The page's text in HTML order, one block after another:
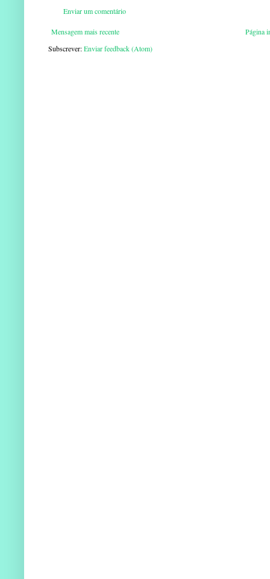
Enviar um comentário
Mensagem mais recente
Página
Subscrever:Enviar feedback (Atom)